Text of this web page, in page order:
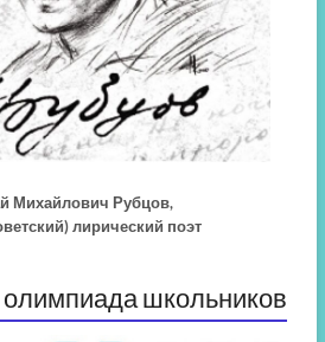
Михайлович Рубцов,
лирический поэт
школьников